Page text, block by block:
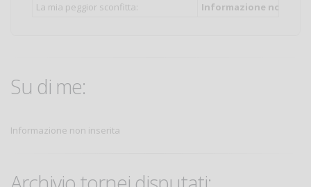
La mia peggior sconfitta:
Informazione non
Su di me:
Informazione non inserita